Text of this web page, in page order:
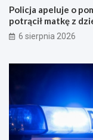
Policja apeluje o
potrącił matkę z
6 sierpnia 2026